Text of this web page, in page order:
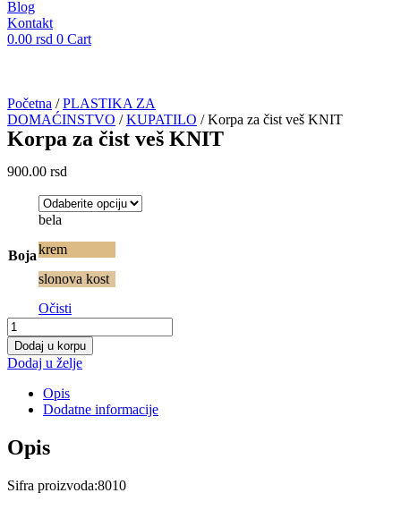
Blog
Kontakt
0.00 rsd 0 Cart
Početna /PLASTIKA ZA
DOMAĆINSTVO /KUPATILO / Korpa za čist veš KNIT
Korpa za čist veš KNIT
900.00 rsd
Boja
bela
krem
slonova kost
Očisti
Korpa
za
čist
veš
KNIT
količina
Dodaj u korpu
Dodaj u želje
Opis
Dodatne informacije
Opis
Sifra proizvoda:8010